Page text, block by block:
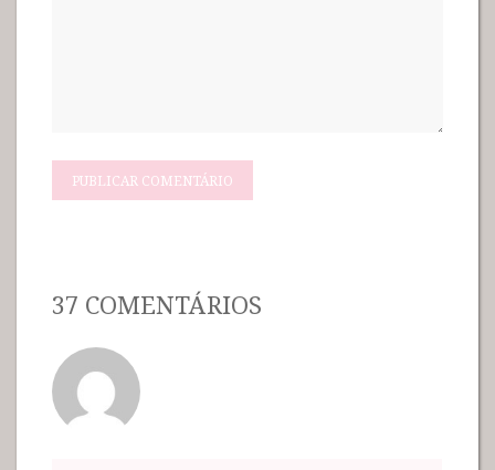
37 COMENTÁRIOS